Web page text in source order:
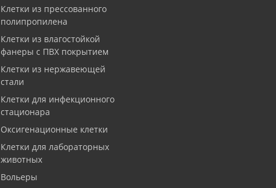
Клетки из прессованного
полипропилена
Клетки из влагостойкой
фанеры с ПВХ покрытием
Клетки из нержавеющей
стали
Клетки для инфекционного
стационара
Оксигенационные клетки
Клетки для лабораторных
животных
Вольеры